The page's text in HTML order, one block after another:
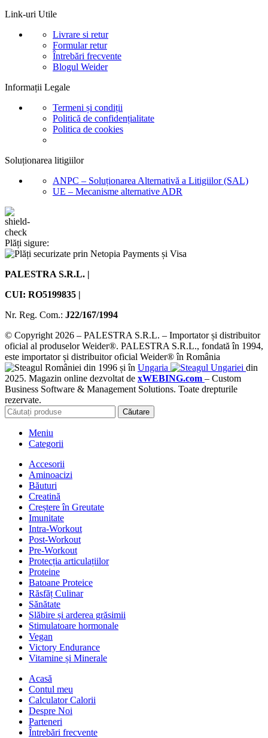
Link-uri Utile
Livrare si retur
Formular retur
Întrebări frecvente
Blogul Weider
Informații Legale
Termeni și condiții
Politică de confidențialitate
Politica de cookies
Soluționarea litigiilor
ANPC – Soluționarea Alternativă a Litigiilor (SAL)
UE – Mecanisme alternative ADR
Plăți sigure:
PALESTRA S.R.L. |
CUI: RO5199835 |
Nr. Reg. Com.: J22/167/1994
© Copyright 2026 – PALESTRA S.R.L. – Importator și distribuitor
oficial al produselor Weider®. PALESTRA S.R.L., fondată în 1994,
este importator și distribuitor oficial Weider® în România
din 1996 și în Ungaria
din
2025. Magazin online dezvoltat de xWEBING.com – Custom
Business Software & Management Solutions. Toate drepturile
rezervate.
Căutare
Meniu
Categorii
Accesorii
Aminoacizi
Băuturi
Creatină
Creștere în Greutate
Imunitate
Intra-Workout
Post-Workout
Pre-Workout
Protecția articulațiilor
Proteine
Batoane Proteice
Răsfăț Culinar
Sănătate
Slăbire și arderea grăsimii
Stimulatoare hormonale
Vegan
Victory Endurance
Vitamine și Minerale
Acasă
Contul meu
Calculator Calorii
Despre Noi
Parteneri
Întrebări frecvente